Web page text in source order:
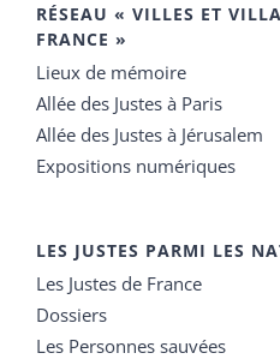
RÉSEAU « VILLES ET
FRANCE »
Lieux de mémoire
Allée des Justes à Paris
Allée des Justes à Jérusalem
Expositions numériques
LES JUSTES PARMI LES
Les Justes de France
Dossiers
Les Personnes sauvées